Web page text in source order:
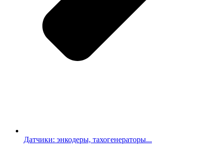
Датчики: энкодеры, тахогенераторы...